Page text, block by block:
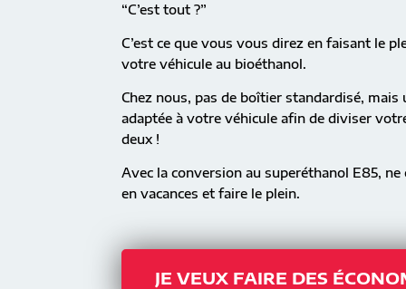
“C’est tout ?”
C’est ce que vous vous direz en faisant le
votre véhicule au bioéthanol.
Chez nous, pas de boîtier standardisé,
adaptée à votre véhicule afin de diviser
deux !
Avec la conversion au superéthanol E85,
en vacances et faire le plein.
JE VEUX FAIRE DES